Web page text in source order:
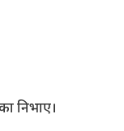
निभाए।